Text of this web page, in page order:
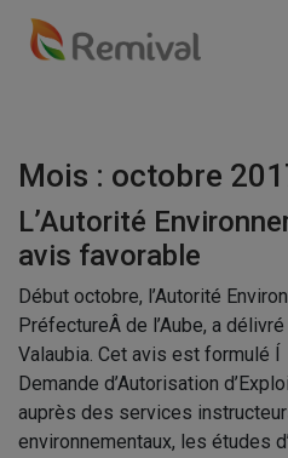
Mois : octobre
L’Autorité
avis favorable
Début octobre, l’Autorité
PréfectureÂ de l’Aube, a
Valaubia. Cet avis est formulé
Demande d’Autorisation
auprès des services
environnementaux, les études